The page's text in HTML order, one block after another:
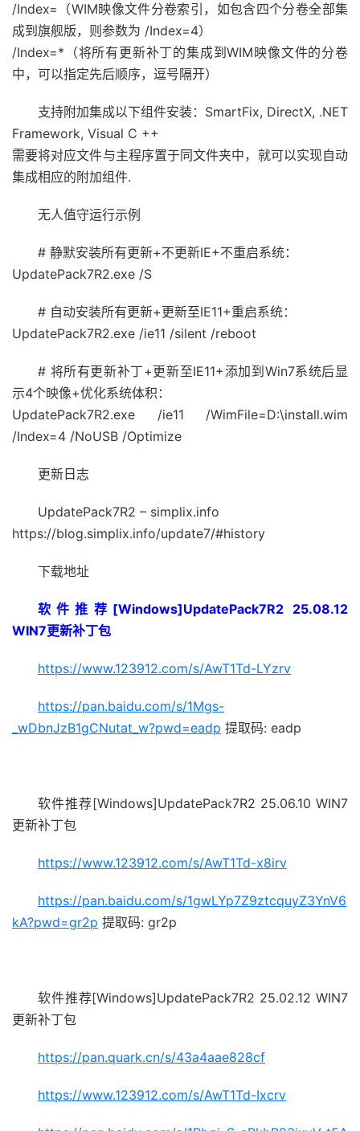
/Index=（WIM映像文件分卷索引，如包含四个分卷全部集
成到旗舰版，则参数为 /Index=4）
/Index=*（将所有更新补丁的集成到WIM映像文件的分卷
中，可以指定先后顺序，逗号隔开）
支持附加集成以下组件安装：SmartFix, DirectX, .NET
Framework, Visual C ++
需要将对应文件与主程序置于同文件夹中，就可以实现自动
集成相应的附加组件.
无人值守运行示例
# 静默安装所有更新+不更新IE+不重启系统：
UpdatePack7R2.exe /S
# 自动安装所有更新+更新至IE11+重启系统：
UpdatePack7R2.exe /ie11 /silent /reboot
# 将所有更新补丁+更新至IE11+添加到Win7系统后显
示4个映像+优化系统体积：
UpdatePack7R2.exe /ie11 /WimFile=D:\install.wim
/Index=4 /NoUSB /Optimize
更新日志
UpdatePack7R2 – simplix.info
https://blog.simplix.info/update7/#history
下载地址
软件推荐[Windows]UpdatePack7R2 25.08.12
WIN7更新补丁包
https://www.123912.com/s/AwT1Td-LYzrv
https://pan.baidu.com/s/1Mgs-
_wDbnJzB1gCNutat_w?pwd=eadp 提取码: eadp
软件推荐[Windows]UpdatePack7R2 25.06.10 WIN7
更新补丁包
https://www.123912.com/s/AwT1Td-x8irv
https://pan.baidu.com/s/1gwLYp7Z9ztcquyZ3YnV6
kA?pwd=gr2p 提取码: gr2p
软件推荐[Windows]UpdatePack7R2 25.02.12 WIN7
更新补丁包
https://pan.quark.cn/s/43a4aae828cf
https://www.123912.com/s/AwT1Td-Ixcrv